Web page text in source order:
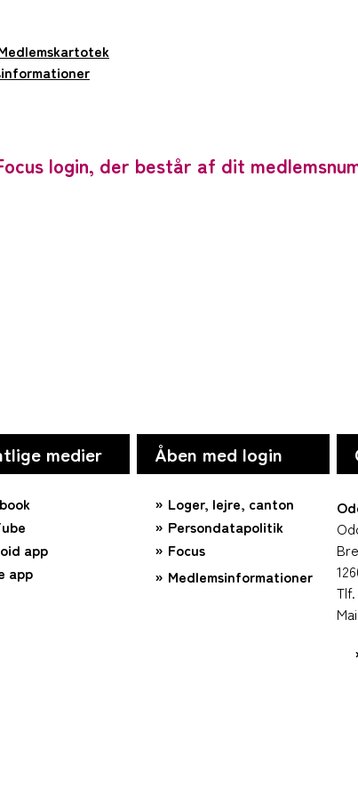
login, der består af dit
medier
app
app
Åben med login
Loger, lejre, canton
Persondatapolitik
Focus
Medlemsinformationer
Tlf.